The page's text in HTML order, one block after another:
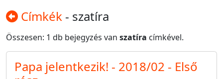
Címkék - szatíra
Összesen: 1 db bejegyzés van szatíra címkével.
Papa jelentkezik! - 2018/02 - Első